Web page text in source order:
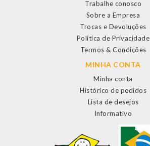
Trabalhe conosco
Sobre a Empresa
Trocas e Devoluções
Política de Privacidade
Termos & Condições
MINHA CONTA
Minha conta
Histórico de pedidos
Lista de desejos
Informativo